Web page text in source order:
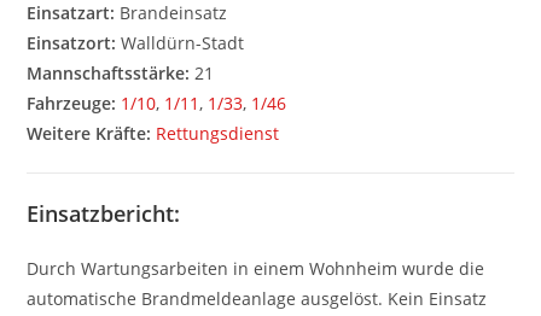
Einsatzart: Brandeinsatz
Einsatzort: Walldürn-Stadt
Mannschaftsstärke: 21
Fahrzeuge: 1/10, 1/11, 1/33, 1/46
Weitere Kräfte: Rettungsdienst
Einsatzbericht:
Durch Wartungsarbeiten in einem Wohnheim wurde die
automatische Brandmeldeanlage ausgelöst. Kein Einsatz